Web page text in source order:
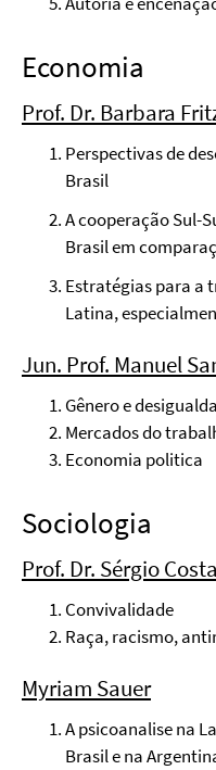
Economia
Prof. Dr. Barbara
Perspectivas de
Brasil
A cooperação Sul-
Brasil em
Estratégias para a
Latina,
Jun. Prof. Manuel
Gênero e
Mercados do
Economia politica
Sociologia
Prof. Dr. Sérgio Costa
Convivalidade
Raça, racismo,
Myriam Sauer
A psicoanalise na
Brasil e na